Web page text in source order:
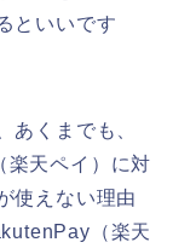
といいです
あくまでも、
楽天ペイ）に対
使えない理由
（楽天